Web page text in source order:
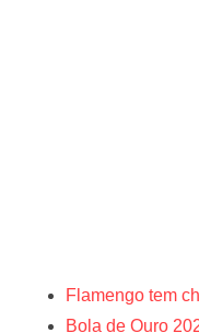
Flamengo tem
Bola de Ouro